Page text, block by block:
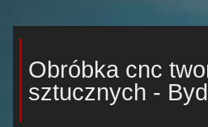
Obróbka cnc
sztucznych -